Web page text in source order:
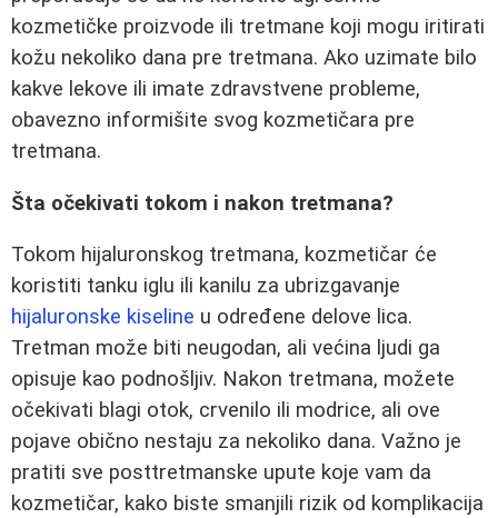
kozmetičke proizvode ili tretmane koji mogu iritirati
kožu nekoliko dana pre tretmana. Ako uzimate bilo
kakve lekove ili imate zdravstvene probleme,
obavezno informišite svog kozmetičara pre
tretmana.
Šta očekivati tokom i nakon tretmana?
Tokom hijaluronskog tretmana, kozmetičar će
koristiti tanku iglu ili kanilu za ubrizgavanje
hijaluronske kiseline u određene delove lica.
Tretman može biti neugodan, ali većina ljudi ga
opisuje kao podnošljiv. Nakon tretmana, možete
očekivati blagi otok, crvenilo ili modrice, ali ove
pojave obično nestaju za nekoliko dana. Važno je
pratiti sve posttretmanske upute koje vam da
kozmetičar, kako biste smanjili rizik od komplikacija